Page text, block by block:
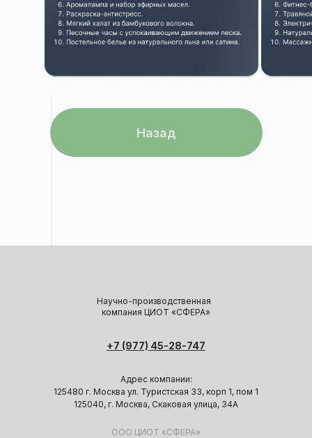
Назад
+7 (977) 45-28-747
Научно-производственная
компания ЦИОТ «СФЕРА»
Адрес компании:
125480 г. Москва ул. Туристская 33, корп 1, пом 1
125040, г. Москва, Скаковая улица, 34А
ООО ЦИОТ «СФЕРА»